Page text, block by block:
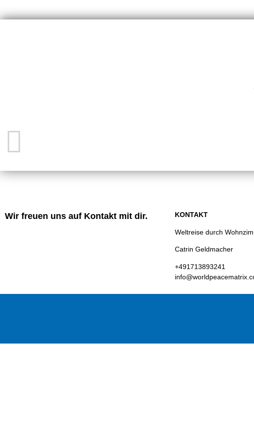
Wir freuen uns auf Kontakt mit dir. KONTAKT
Weltreise durch
Catrin Geldmacher
+491713893241